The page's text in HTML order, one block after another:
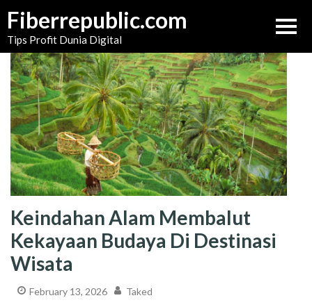
content
Fiberrepublic.com
Tips Profit Dunia Digital
Keindahan Alam Membalut
Kekayaan Budaya Di Destinasi
Wisata
February 13, 2026 Taked